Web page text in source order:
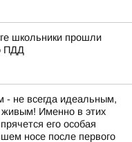
школьники прошли
ПДД
- не всегда идеальным,
Именно в этих
его особая
носе после первого